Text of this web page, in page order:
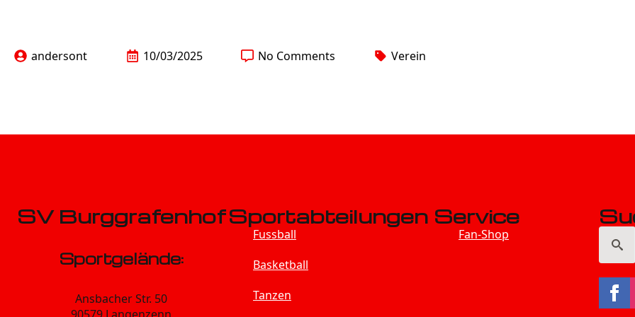
andersont 10/03/2025 No Comments Verein
SV Burggrafenhof
Sportgelände:
Ansbacher Str. 50
Sportabteilungen
Fussball
Basketball
Tanzen
Service
Fan-Shop
for: